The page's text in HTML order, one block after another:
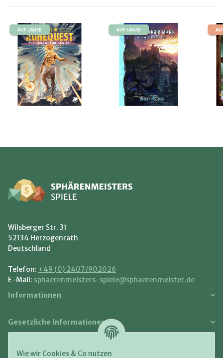
Wie wir Cookies & Co nutzen
AUF LAGER AUF LAGER
Wilsberger Str. 31
52134 Herzogenrath
Deutschland
Telefon: +49 (0) 2407/902026
E-Mail: sphaerenmeisters-spiele@sphaerenmeister.de
Informationen
Gesetzliche Informationen